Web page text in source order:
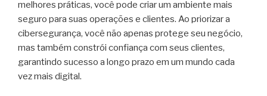
melhores práticas, você pode criar um ambiente mais
seguro para suas operações e clientes. Ao priorizar a
cibersegurança, você não apenas protege seu negócio,
mas também constrói confiança com seus clientes,
garantindo sucesso a longo prazo em um mundo cada
vez mais digital.